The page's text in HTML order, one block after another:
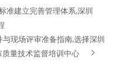
准建立完善管理体系,深圳
现场评审准备指南,选择深圳
质量技术监督培训中心